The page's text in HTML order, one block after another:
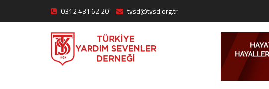
0312 431 62 20 tysd@tysd.org.tr